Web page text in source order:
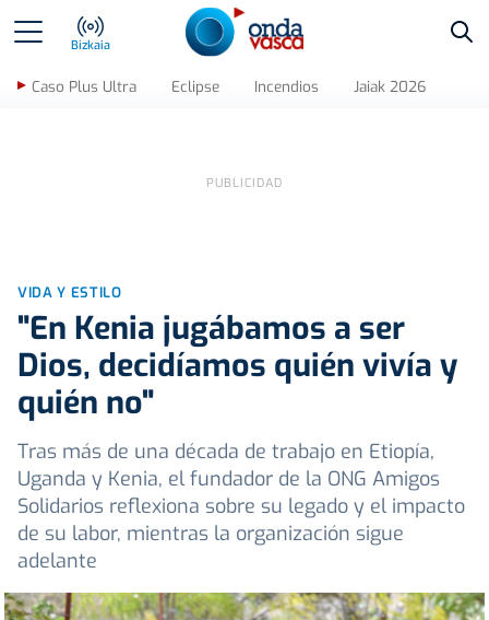
Bizkaia
Caso Plus Ultra Eclipse Incendios Jaiak 2026
VIDA Y ESTILO
"En Kenia jugábamos a ser
Dios, decidíamos quién vivía y
quién no"
Tras más de una década de trabajo en Etiopía,
Uganda y Kenia, el fundador de la ONG Amigos
Solidarios reflexiona sobre su legado y el impacto
de su labor, mientras la organización sigue
adelante